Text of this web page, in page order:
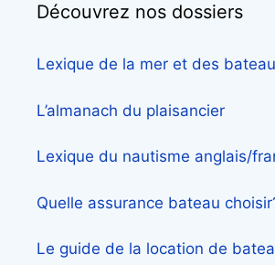
Découvrez nos dossiers
Lexique de la mer et des
L’almanach du plaisancier
Lexique du nautisme anglais/
Quelle assurance bateau
Le guide de la location de